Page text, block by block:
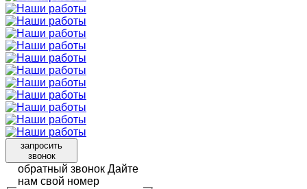
запросить
звонок
обратный звонок Дайте
нам свой номер